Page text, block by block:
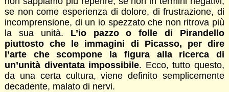
se non come esperienza di dolore, di frustrazione, di
incomprensione, di un io spezzato che non ritrova più
la sua unità. L’io pazzo o folle di Pirandello
piuttosto che le immagini di Picasso, per dire
l’arte che scompone la figura alla ricerca di
un’unità diventata impossibile. Ecco, tutto questo,
da una certa cultura, viene definito semplicemente
decadente, malato di nervi.